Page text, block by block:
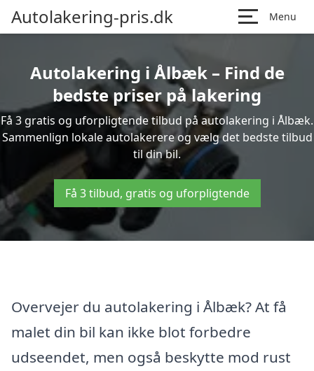
Autolakering-pris.dk Menu
Autolakering i Ålbæk – Find de
bedste priser på lakering
Få 3 gratis og uforpligtende tilbud på autolakering i Ålbæk.
Sammenlign lokale autolakerere og vælg det bedste tilbud
til din bil.
Få 3 tilbud, gratis og uforpligtende
Overvejer du autolakering i Ålbæk? At få
malet din bil kan ikke blot forbedre
udseendet, men også beskytte mod rust